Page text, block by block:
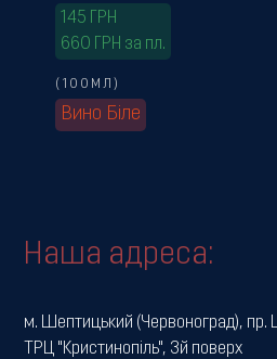
Вино Біле
(100МЛ)
145
ГРН
660 ГРН за пл.
Наша адреса:
м. Шептицький (Червоноград),
ТРЦ "Кристинопіль", 3й поверх